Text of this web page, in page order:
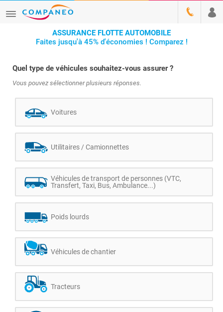
ASSURANCE FLOTTE AUTOMOBILE
Faites jusqu'à 45% d'économies ! Comparez !
Quel type de véhicules souhaitez-vous assurer ?
Vous pouvez sélectionner plusieurs réponses.
Voitures
Utilitaires / Camionnettes
Véhicules de transport de personnes (VTC,
Transfert, Taxi, Bus, Ambulance...)
Poids lourds
Véhicules de chantier
Tracteurs